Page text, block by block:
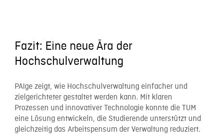
Fazit: Eine neue Ära der
Hochschulverwaltung
PAIge zeigt, wie Hochschulverwaltung einfacher und
zielgerichteter gestaltet werden kann. Mit klaren
Prozessen und innovativer Technologie konnte die TUM
eine Lösung entwickeln, die Studierende unterstützt und
gleichzeitig das Arbeitspensum der Verwaltung reduziert.